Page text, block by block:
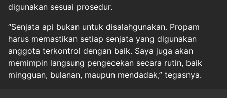
digunakan sesuai prosedur.
“Senjata api bukan untuk disalahgunakan. Propam
harus memastikan setiap senjata yang digunakan
anggota terkontrol dengan baik. Saya juga akan
memimpin langsung pengecekan secara rutin, baik
mingguan, bulanan, maupun mendadak,” tegasnya.